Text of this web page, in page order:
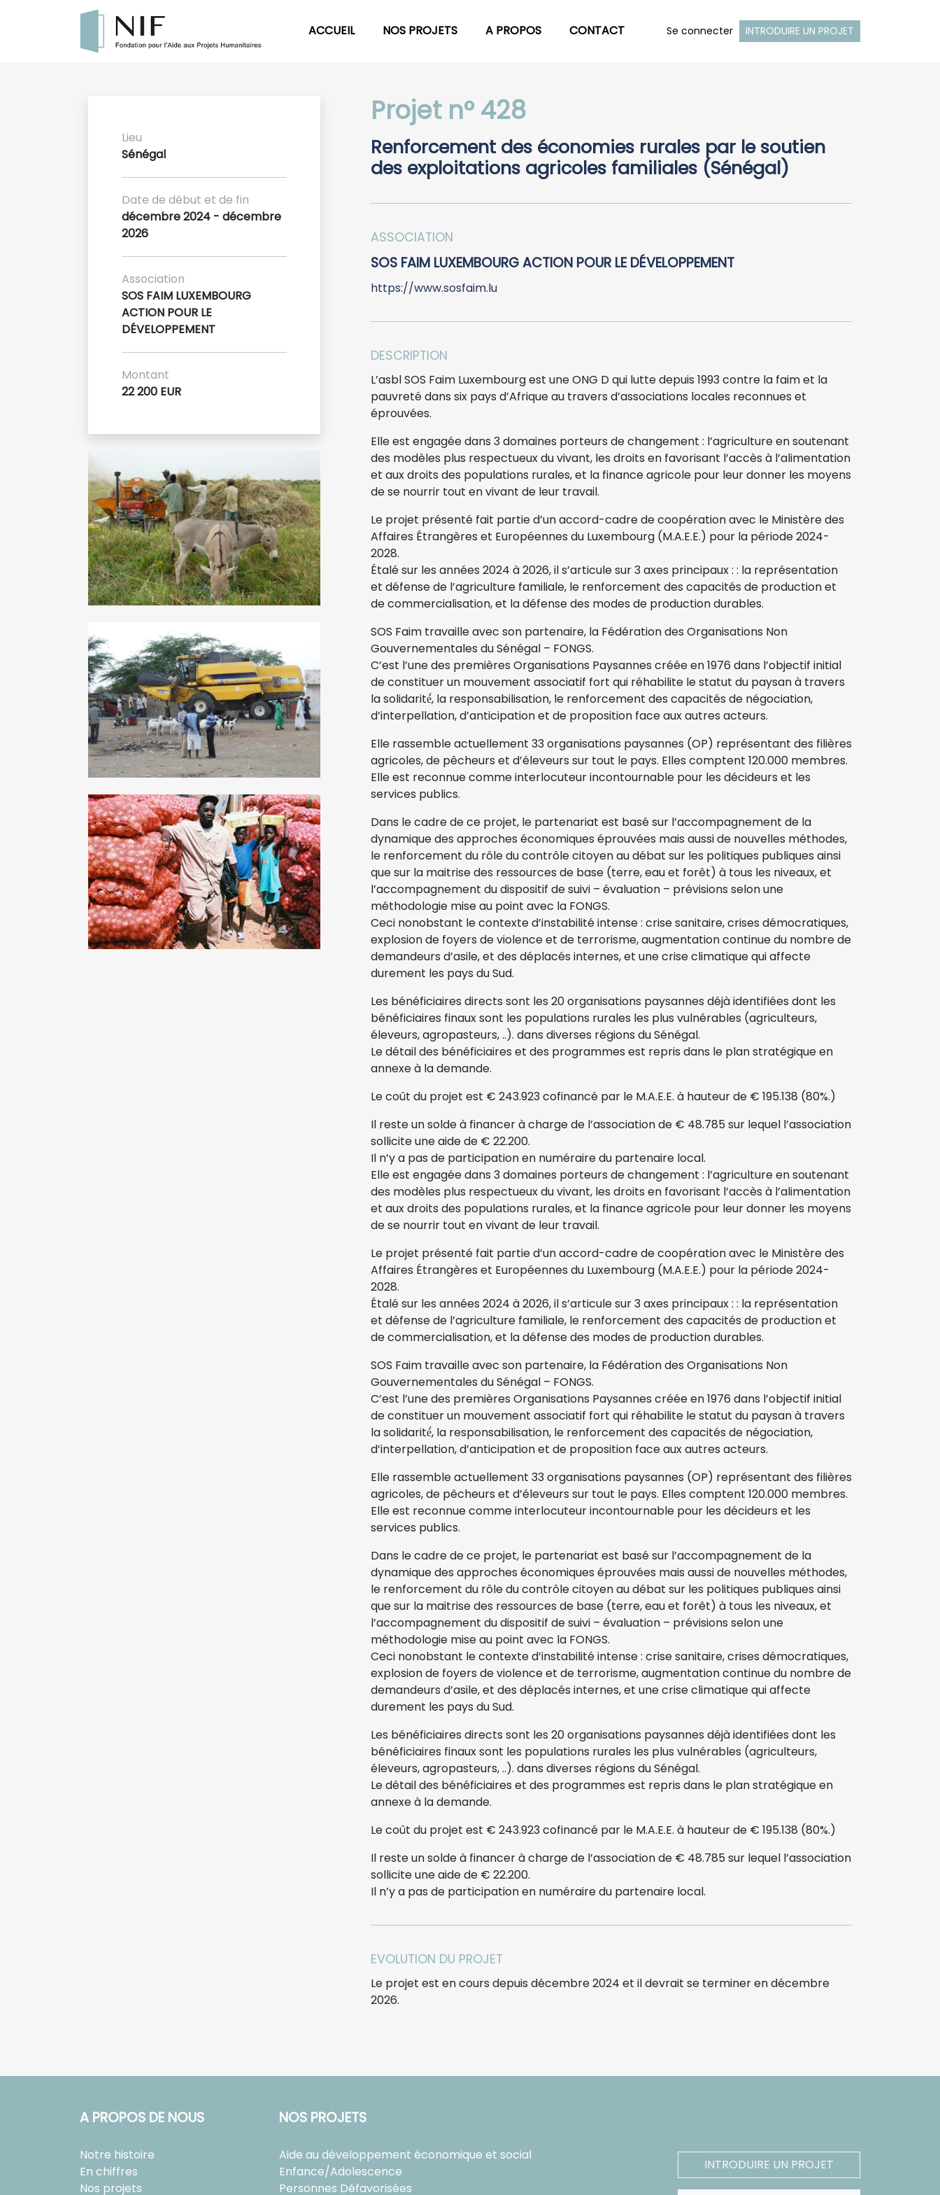
ACCUEIL NOS PROJETS A PROPOS CONTACT Se connecter INTRODUIRE UN PROJET
Lieu
Sénégal
Date de début et de fin
décembre 2024 - décembre
2026
Association
SOS FAIM LUXEMBOURG
ACTION POUR LE
DÉVELOPPEMENT
Montant
22 200 EUR
Projet n° 428
Renforcement des économies rurales par le soutien
des exploitations agricoles familiales (Sénégal)
ASSOCIATION
SOS FAIM LUXEMBOURG ACTION POUR LE DÉVELOPPEMENT
https://www.sosfaim.lu
DESCRIPTION
L’asbl SOS Faim Luxembourg est une ONG D qui lutte depuis 1993 contre la faim et la
pauvreté dans six pays d’Afrique au travers d’associations locales reconnues et
éprouvées.
Elle est engagée dans 3 domaines porteurs de changement : l’agriculture en soutenant
des modèles plus respectueux du vivant, les droits en favorisant l’accès à l’alimentation
et aux droits des populations rurales, et la finance agricole pour leur donner les moyens
de se nourrir tout en vivant de leur travail.
Le projet présenté fait partie d’un accord-cadre de coopération avec le Ministère des
Affaires Étrangères et Européennes du Luxembourg (M.A.E.E.) pour la période 2024-
2028.
Étalé sur les années 2024 à 2026, il s’articule sur 3 axes principaux : : la représentation
et défense de l’agriculture familiale, le renforcement des capacités de production et
de commercialisation, et la défense des modes de production durables.
SOS Faim travaille avec son partenaire, la Fédération des Organisations Non
Gouvernementales du Sénégal – FONGS.
C’est l’une des premières Organisations Paysannes créée en 1976 dans l’objectif initial
de constituer un mouvement associatif fort qui réhabilite le statut du paysan à travers
la solidarité́, la responsabilisation, le renforcement des capacités de négociation,
d’interpellation, d’anticipation et de proposition face aux autres acteurs.
Elle rassemble actuellement 33 organisations paysannes (OP) représentant des filières
agricoles, de pêcheurs et d’éleveurs sur tout le pays. Elles comptent 120.000 membres.
Elle est reconnue comme interlocuteur incontournable pour les décideurs et les
services publics.
Dans le cadre de ce projet, le partenariat est basé sur l’accompagnement de la
dynamique des approches économiques éprouvées mais aussi de nouvelles méthodes,
le renforcement du rôle du contrôle citoyen au débat sur les politiques publiques ainsi
que sur la maitrise des ressources de base (terre, eau et forêt) à tous les niveaux, et
l’accompagnement du dispositif de suivi – évaluation – prévisions selon une
méthodologie mise au point avec la FONGS.
Ceci nonobstant le contexte d’instabilité intense : crise sanitaire, crises démocratiques,
explosion de foyers de violence et de terrorisme, augmentation continue du nombre de
demandeurs d’asile, et des déplacés internes, et une crise climatique qui affecte
durement les pays du Sud.
Les bénéficiaires directs sont les 20 organisations paysannes déjà identifiées dont les
bénéficiaires finaux sont les populations rurales les plus vulnérables (agriculteurs,
éleveurs, agropasteurs, ..). dans diverses régions du Sénégal.
Le détail des bénéficiaires et des programmes est repris dans le plan stratégique en
annexe à la demande.
Le coût du projet est € 243.923 cofinancé par le M.A.E.E. à hauteur de € 195.138 (80%.)
Il reste un solde à financer à charge de l’association de € 48.785 sur lequel l’association
sollicite une aide de € 22.200.
Il n’y a pas de participation en numéraire du partenaire local.
Elle est engagée dans 3 domaines porteurs de changement : l’agriculture en soutenant
des modèles plus respectueux du vivant, les droits en favorisant l’accès à l’alimentation
et aux droits des populations rurales, et la finance agricole pour leur donner les moyens
de se nourrir tout en vivant de leur travail.
Le projet présenté fait partie d’un accord-cadre de coopération avec le Ministère des
Affaires Étrangères et Européennes du Luxembourg (M.A.E.E.) pour la période 2024-
2028.
Étalé sur les années 2024 à 2026, il s’articule sur 3 axes principaux : : la représentation
et défense de l’agriculture familiale, le renforcement des capacités de production et
de commercialisation, et la défense des modes de production durables.
SOS Faim travaille avec son partenaire, la Fédération des Organisations Non
Gouvernementales du Sénégal – FONGS.
C’est l’une des premières Organisations Paysannes créée en 1976 dans l’objectif initial
de constituer un mouvement associatif fort qui réhabilite le statut du paysan à travers
la solidarité́, la responsabilisation, le renforcement des capacités de négociation,
d’interpellation, d’anticipation et de proposition face aux autres acteurs.
Elle rassemble actuellement 33 organisations paysannes (OP) représentant des filières
agricoles, de pêcheurs et d’éleveurs sur tout le pays. Elles comptent 120.000 membres.
Elle est reconnue comme interlocuteur incontournable pour les décideurs et les
services publics.
Dans le cadre de ce projet, le partenariat est basé sur l’accompagnement de la
dynamique des approches économiques éprouvées mais aussi de nouvelles méthodes,
le renforcement du rôle du contrôle citoyen au débat sur les politiques publiques ainsi
que sur la maitrise des ressources de base (terre, eau et forêt) à tous les niveaux, et
l’accompagnement du dispositif de suivi – évaluation – prévisions selon une
méthodologie mise au point avec la FONGS.
Ceci nonobstant le contexte d’instabilité intense : crise sanitaire, crises démocratiques,
explosion de foyers de violence et de terrorisme, augmentation continue du nombre de
demandeurs d’asile, et des déplacés internes, et une crise climatique qui affecte
durement les pays du Sud.
Les bénéficiaires directs sont les 20 organisations paysannes déjà identifiées dont les
bénéficiaires finaux sont les populations rurales les plus vulnérables (agriculteurs,
éleveurs, agropasteurs, ..). dans diverses régions du Sénégal.
Le détail des bénéficiaires et des programmes est repris dans le plan stratégique en
annexe à la demande.
Le coût du projet est € 243.923 cofinancé par le M.A.E.E. à hauteur de € 195.138 (80%.)
Il reste un solde à financer à charge de l’association de € 48.785 sur lequel l’association
sollicite une aide de € 22.200.
Il n’y a pas de participation en numéraire du partenaire local.
EVOLUTION DU PROJET
Le projet est en cours depuis décembre 2024 et il devrait se terminer en décembre
2026.
A PROPOS DE NOUS
Notre histoire
En chiffres
Nos projets
NOS PROJETS
Aide au développement économique et social
Enfance/Adolescence
Personnes Défavorisées
INTRODUIRE UN PROJET